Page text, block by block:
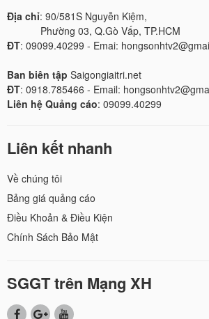
Địa chỉ: 90/581S Nguyễn Kiệm,
Phường 03, Q.Gò Vấp, TP.HCM
ĐT: 09099.40299 - Emai:
Ban biên tập Saigongiaitri.net
ĐT: 0918.785466 - Email:
Liên hệ Quảng cáo: 09099.40299
Liên kết nhanh
Về chúng tôi
Bảng giá quảng cáo
Điều Khoản & Điều Kiện
Chính Sách Bảo Mật
SGGT trên Mạng XH